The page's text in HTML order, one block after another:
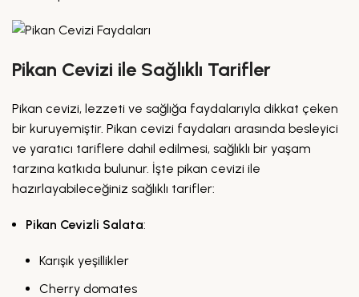
Pikan Cevizi ile Sağlıklı Tarifler
Pikan cevizi, lezzeti ve sağlığa faydalarıyla dikkat çeken
bir kuruyemiştir. Pikan cevizi faydaları arasında besleyici
ve yaratıcı tariflere dahil edilmesi, sağlıklı bir yaşam
tarzına katkıda bulunur. İşte pikan cevizi ile
hazırlayabileceğiniz sağlıklı tarifler:
Pikan Cevizli Salata:
Karışık yeşillikler
Cherry domates